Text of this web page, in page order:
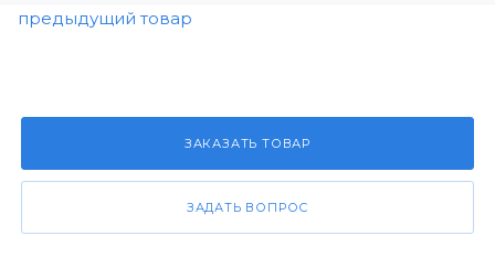
предыдущий товар
ЗАКАЗАТЬ ТОВАР
ЗАДАТЬ ВОПРОС